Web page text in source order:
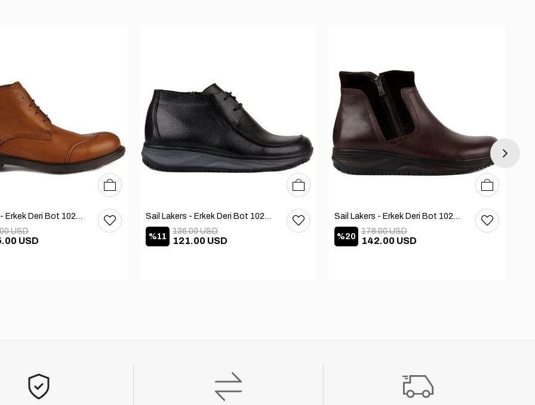
Sail Lakers - Erkek Deri Bot 102-1599-1458
USD
USD
40 41
Sail Lakers - Erkek Deri Bot 102-3168-65390
%11 121.00 USD
136.00 USD
40 414243
Sail Lakers - Erkek Deri Bot 102-2868-65390
%20 142.00 USD
178.00 USD
40 414243